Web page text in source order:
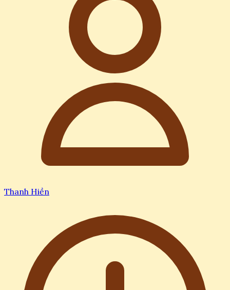
Thanh Hiền